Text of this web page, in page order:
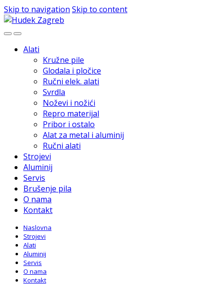
Skip to navigation Skip to content
Alati
Kružne pile
Glodala i pločice
Ručni elek. alati
Svrdla
Noževi i nožići
Repro materijal
Pribor i ostalo
Alat za metal i aluminij
Ručni alati
Strojevi
Aluminij
Servis
Brušenje pila
O nama
Kontakt
Naslovna
Strojevi
Alati
Aluminij
Servis
O nama
Kontakt